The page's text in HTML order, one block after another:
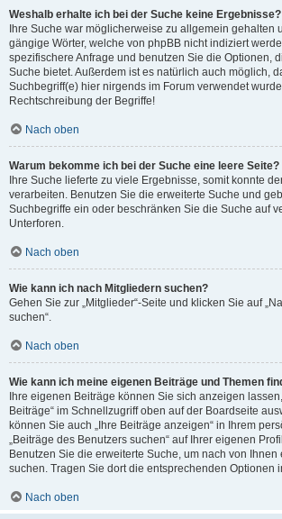
Weshalb erhalte ich bei der Suche keine Ergebnisse?
Ihre Suche war möglicherweise zu allgemein gehalten
gängige Wörter, welche von phpBB nicht indiziert
spezifischere Anfrage und benutzen Sie die Optionen,
Suche bietet. Außerdem ist es natürlich auch möglich,
Suchbegriff(e) hier nirgends im Forum verwendet
Rechtschreibung der Begriffe!
Nach oben
Warum bekomme ich bei der Suche eine leere Seite?
Ihre Suche lieferte zu viele Ergebnisse, somit konnte
verarbeiten. Benutzen Sie die erweiterte Suche und
Suchbegriffe ein oder beschränken Sie die Suche auf
Unterforen.
Nach oben
Wie kann ich nach Mitgliedern suchen?
Gehen Sie zur „Mitglieder“-Seite und klicken Sie auf
suchen“.
Nach oben
Wie kann ich meine eigenen Beiträge und Themen
Ihre eigenen Beiträge können Sie sich anzeigen
Beiträge“ im Schnellzugriff oben auf der Boardseite
können Sie auch „Ihre Beiträge anzeigen“ in Ihrem
„Beiträge des Benutzers suchen“ auf Ihrer eigenen
Benutzen Sie die erweiterte Suche, um nach von Ihnen
suchen. Tragen Sie dort die entsprechenden Optionen
Nach oben